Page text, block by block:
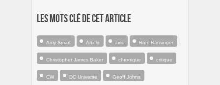
Les mots clé de cet article
Amy Smart Article avis Brec Bassinger
Christopher James Baker chronique critique
CW DC Universe Geoff Johns